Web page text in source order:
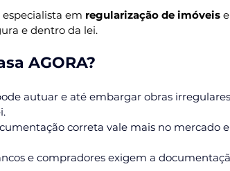
especialista em regularização de imóveis
e dentro da lei.
AGORA?
autuar e até embargar obras
correta vale mais no mercado
e compradores exigem a